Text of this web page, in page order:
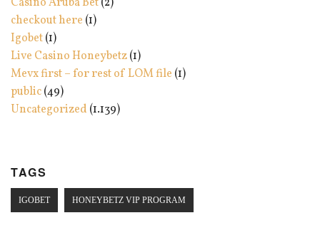
Casino Aruba Bet(2)
checkout here (1)
Igobet(1)
Live Casino Honeybetz(1)
Mevx first – for rest of LOM file (1)
public(49)
Uncategorized (1.139)
TAGS
IGOBET HONEYBETZ VIP PROGRAM